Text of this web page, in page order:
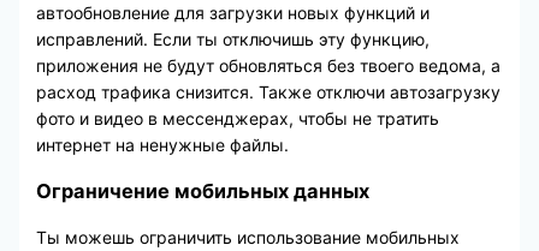
автообновление для загрузки новых функций и
исправлений. Если ты отключишь эту функцию,
приложения не будут обновляться без твоего ведома, а
расход трафика снизится. Также отключи автозагрузку
фото и видео в мессенджерах, чтобы не тратить
интернет на ненужные файлы.
Ограничение мобильных данных
Ты можешь ограничить использование мобильных